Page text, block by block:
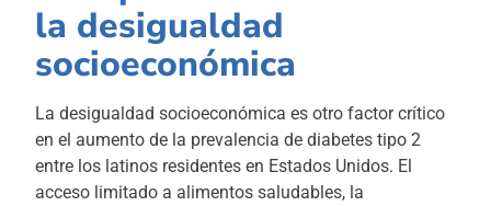
la desigualdad
socioeconómica
La desigualdad socioeconómica es otro factor crítico
en el aumento de la prevalencia de diabetes tipo 2
entre los latinos residentes en Estados Unidos. El
acceso limitado a alimentos saludables, la